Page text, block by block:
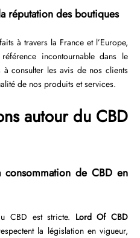
réputation des boutiques
à travers la France et l’Europe,
incontournable dans le
consulter les avis de nos clients
de nos produits et services.
autour du CBD
de CBD en
CBD est stricte. Lord Of CBD
la législation en vigueur,